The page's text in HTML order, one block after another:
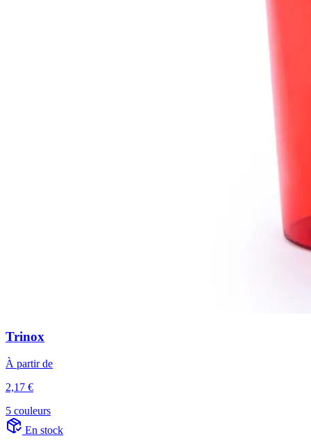
Trinox
À partir de
2,17 €
5 couleurs
En stock